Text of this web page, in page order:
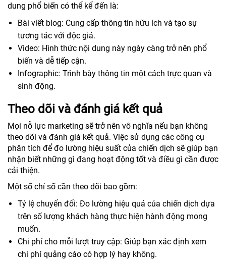
dung phổ biến có thể kể đến là:
Bài viết blog: Cung cấp thông tin hữu ích và tạo sự
tương tác với độc giả.
Video: Hình thức nội dung này ngày càng trở nên phổ
biến và dễ tiếp cận.
Infographic: Trình bày thông tin một cách trực quan và
sinh động.
Theo dõi và đánh giá kết quả
Mọi nỗ lực marketing sẽ trở nên vô nghĩa nếu bạn không
theo dõi và đánh giá kết quả. Việc sử dụng các công cụ
phân tích để đo lường hiệu suất của chiến dịch sẽ giúp bạn
nhận biết những gì đang hoạt động tốt và điều gì cần được
cải thiện.
Một số chỉ số cần theo dõi bao gồm:
Tỷ lệ chuyển đổi: Đo lường hiệu quả của chiến dịch dựa
trên số lượng khách hàng thực hiện hành động mong
muốn.
Chi phí cho mỗi lượt truy cập: Giúp bạn xác định xem
chi phí quảng cáo có hợp lý hay không.